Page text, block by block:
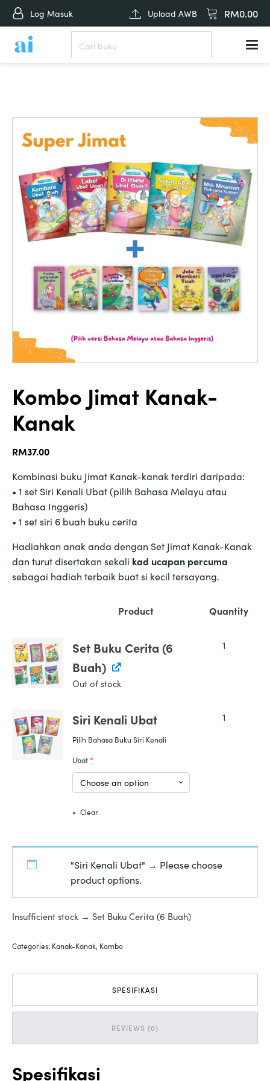
Log Masuk Upload AWB RM0.00
Kombo Jimat Kanak-
Kanak
RM37.00
Kombinasi buku Jimat Kanak-kanak terdiri daripada:
• 1 set Siri Kenali Ubat (pilih Bahasa Melayu atau
Bahasa Inggeris)
• 1 set siri 6 buah buku cerita
Hadiahkan anak anda dengan Set Jimat Kanak-Kanak
dan turut disertakan sekali kad ucapan percuma
sebagai hadiah terbaik buat si kecil tersayang.
Product Quantity
Set Buku Cerita (6
Buah)
Out of stock
1
Siri Kenali Ubat
Pilih Bahasa Buku Siri Kenali
Ubat*
Clear
1
"Siri Kenali Ubat" → Please choose
product options.
Insufficient stock → Set Buku Cerita (6 Buah)
Categories: Kanak-Kanak, Kombo
SPESIFIKASI
REVIEWS (0)
Spesifikasi